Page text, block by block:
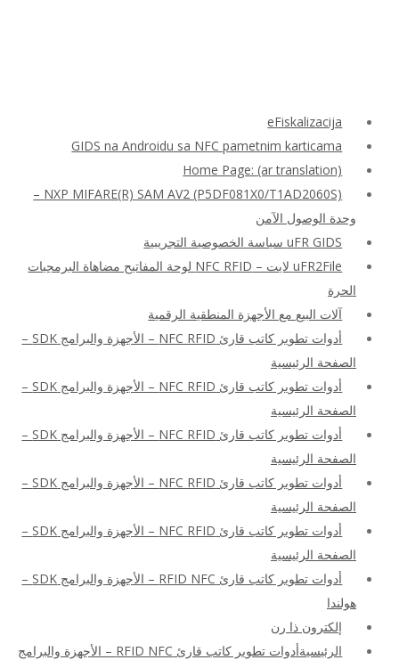
eFiskalizacija
GIDS na Androidu sa NFC pametnim karticama
Home Page: (ar translation)
NXP MIFARE(R) SAM AV2 (P5DF081X0/T1AD2060S) –
وحدة الوصول الآمن
uFR GIDS سياسة الخصوصية التجريبية
uFR2File لايت – NFC RFID لوحة المفاتيح مضاهاة البرمجيات
الحرة
آلات البيع مع الأجهزة المنطقية الرقمية
أدوات تطوير كاتب قارئ NFC RFID – الأجهزة والبرامج SDK –
الصفحة الرئيسية
أدوات تطوير كاتب قارئ NFC RFID – الأجهزة والبرامج SDK –
الصفحة الرئيسية
أدوات تطوير كاتب قارئ NFC RFID – الأجهزة والبرامج SDK –
الصفحة الرئيسية
أدوات تطوير كاتب قارئ NFC RFID – الأجهزة والبرامج SDK –
الصفحة الرئيسية
أدوات تطوير كاتب قارئ NFC RFID – الأجهزة والبرامج SDK –
الصفحة الرئيسية
أدوات تطوير كاتب قارئ RFID NFC – الأجهزة والبرامج SDK –
هولندا
إلكترون ذا رن
الرئيسيةأدوات تطوير كاتب قارئ RFID NFC – الأجهزة والبرامج